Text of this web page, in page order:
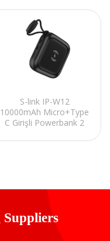
S-link IP-W12
10000mAh Micro+Type
C Girişli Powerbank 2
Kablosuz Taşınabilir Pil